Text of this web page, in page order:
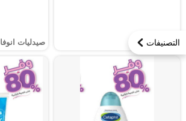
التصنيفات
صيدليات انوفا صيدليات انوفا